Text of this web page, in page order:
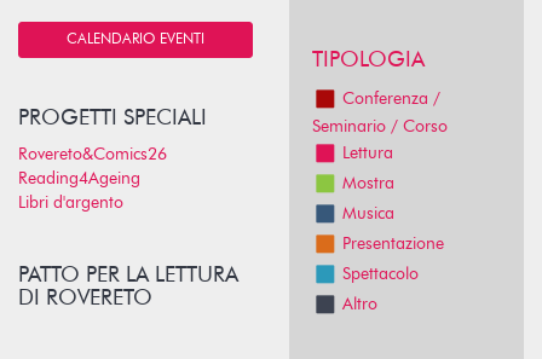
CALENDARIO EVENTI
PROGETTI SPECIALI
Rovereto&Comics26
Reading4Ageing
Libri d'argento
PATTO PER LA LETTURA
DI ROVERETO
TIPOLOGIA
Conferenza /
Seminario / Corso
Lettura
Mostra
Musica
Presentazione
Spettacolo
Altro